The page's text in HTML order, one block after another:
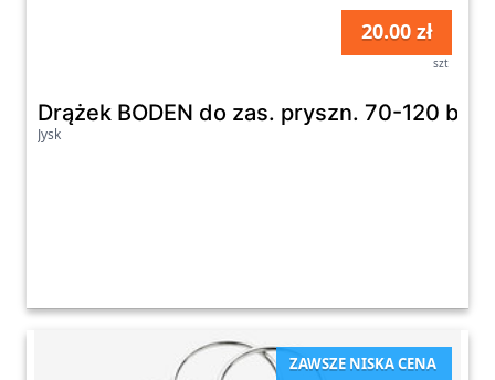
20.00 zł
szt
Drążek BODEN do zas. pryszn. 70-120 bi.
Jysk
ZAWSZE NISKA CENA